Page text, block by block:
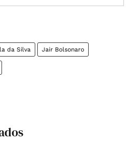
da Silva Jair Bolsonaro